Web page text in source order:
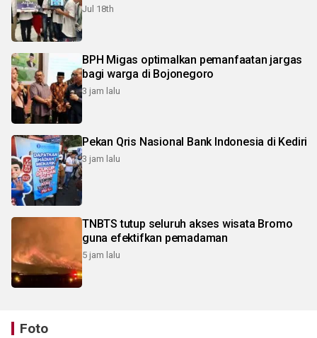
Jul 18th
BPH Migas optimalkan pemanfaatan jargas
bagi warga di Bojonegoro
3 jam lalu
Pekan Qris Nasional Bank Indonesia di Kediri
3 jam lalu
TNBTS tutup seluruh akses wisata Bromo
guna efektifkan pemadaman
5 jam lalu
Foto